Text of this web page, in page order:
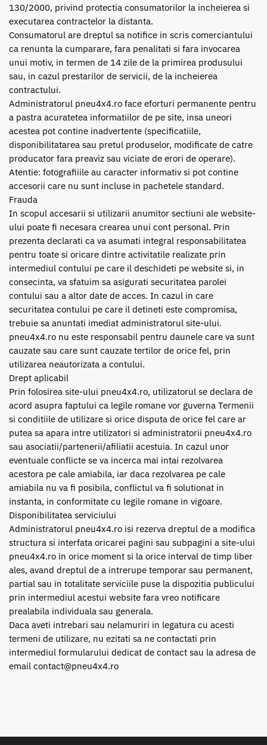
130/2000, privind protectia consumatorilor la incheierea si
executarea contractelor la distanta.
Consumatorul are dreptul sa notifice in scris comerciantului
ca renunta la cumparare, fara penalitati si fara invocarea
unui motiv, in termen de 14 zile de la primirea produsului
sau, in cazul prestarilor de servicii, de la incheierea
contractului.
Administratorul pneu4x4.ro face eforturi permanente pentru
a pastra acuratetea informatiilor de pe site, insa uneori
acestea pot contine inadvertente (specificatiile,
disponibilitatarea sau pretul produselor, modificate de catre
producator fara preaviz sau viciate de erori de operare).
Atentie: fotografiiile au caracter informativ si pot contine
accesorii care nu sunt incluse in pachetele standard.
Frauda
In scopul accesarii si utilizarii anumitor sectiuni ale website-
ului poate fi necesara crearea unui cont personal. Prin
prezenta declarati ca va asumati integral responsabilitatea
pentru toate si oricare dintre activitatile realizate prin
intermediul contului pe care il deschideti pe website si, in
consecinta, va sfatuim sa asigurati securitatea parolei
contului sau a altor date de acces. In cazul in care
securitatea contului pe care il detineti este compromisa,
trebuie sa anuntati imediat administratorul site-ului.
pneu4x4.ro nu este responsabil pentru daunele care va sunt
cauzate sau care sunt cauzate tertilor de orice fel, prin
utilizarea neautorizata a contului.
Drept aplicabil
Prin folosirea site-ului pneu4x4.ro, utilizatorul se declara de
acord asupra faptului ca legile romane vor guverna Termenii
si conditiile de utilizare si orice disputa de orice fel care ar
putea sa apara intre utilizatori si administratorii pneu4x4.ro
sau asociatii/partenerii/afiliatii acestuia. In cazul unor
eventuale conflicte se va incerca mai intai rezolvarea
acestora pe cale amiabila, iar daca rezolvarea pe cale
amiabila nu va fi posibila, conflictul va fi solutionat in
instanta, in conformitate cu legile romane in vigoare.
Disponibilitatea serviciului
Administratorul pneu4x4.ro isi rezerva dreptul de a modifica
structura si interfata oricarei pagini sau subpagini a site-ului
pneu4x4.ro in orice moment si la orice interval de timp liber
ales, avand dreptul de a intrerupe temporar sau permanent,
partial sau in totalitate serviciile puse la dispozitia publicului
prin intermediul acestui website fara vreo notificare
prealabila individuala sau generala.
Daca aveti intrebari sau nelamuriri in legatura cu acesti
termeni de utilizare, nu ezitati sa ne contactati prin
intermediul formularului dedicat de contact sau la adresa de
email contact@pneu4x4.ro